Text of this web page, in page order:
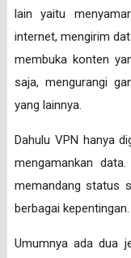
lain yaitu
internet, mengirim
membuka konten
saja, mengurangi
yang lainnya.
Dahulu VPN hanya
mengamankan
memandang status
berbagai kepentingan.
Umumnya ada dua